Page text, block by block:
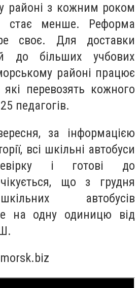
районі з кожним роком
стає менше. Реформа
своє. Для доставки
до більших учбових
районі працює
які перевозять кожного
педагогів.
за інформацією
всі шкільні автобуси
і готові до
що з грудня
автобусів
на одну одиницю від